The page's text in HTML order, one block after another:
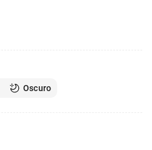
Oscuro